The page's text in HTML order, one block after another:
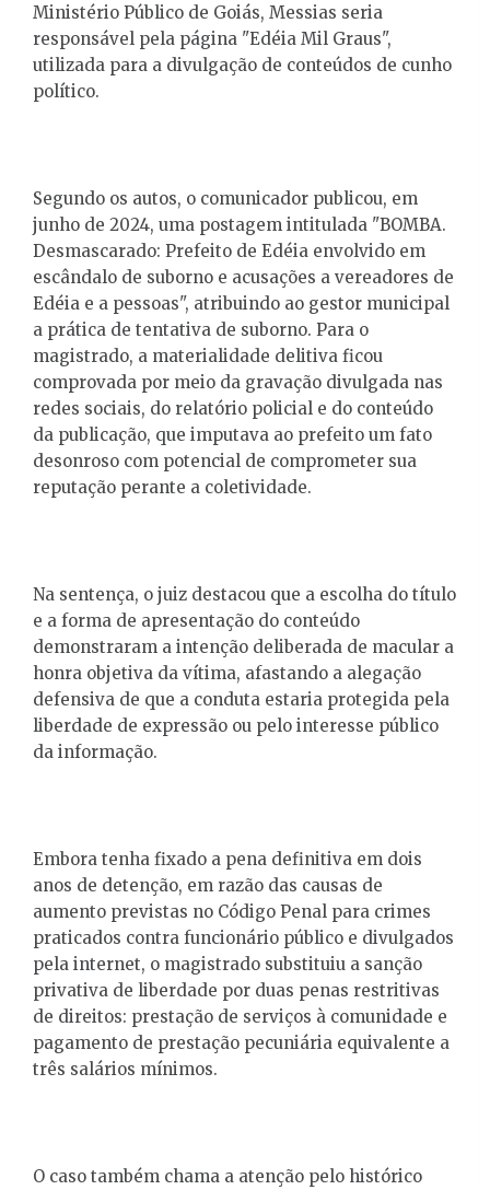
Ministério Público de Goiás, Messias seria
responsável pela página "Edéia Mil Graus",
utilizada para a divulgação de conteúdos de cunho
político.
Segundo os autos, o comunicador publicou, em
junho de 2024, uma postagem intitulada "BOMBA.
Desmascarado: Prefeito de Edéia envolvido em
escândalo de suborno e acusações a vereadores de
Edéia e a pessoas", atribuindo ao gestor municipal
a prática de tentativa de suborno. Para o
magistrado, a materialidade delitiva ficou
comprovada por meio da gravação divulgada nas
redes sociais, do relatório policial e do conteúdo
da publicação, que imputava ao prefeito um fato
desonroso com potencial de comprometer sua
reputação perante a coletividade.
Na sentença, o juiz destacou que a escolha do título
e a forma de apresentação do conteúdo
demonstraram a intenção deliberada de macular a
honra objetiva da vítima, afastando a alegação
defensiva de que a conduta estaria protegida pela
liberdade de expressão ou pelo interesse público
da informação.
Embora tenha fixado a pena definitiva em dois
anos de detenção, em razão das causas de
aumento previstas no Código Penal para crimes
praticados contra funcionário público e divulgados
pela internet, o magistrado substituiu a sanção
privativa de liberdade por duas penas restritivas
de direitos: prestação de serviços à comunidade e
pagamento de prestação pecuniária equivalente a
três salários mínimos.
O caso também chama a atenção pelo histórico